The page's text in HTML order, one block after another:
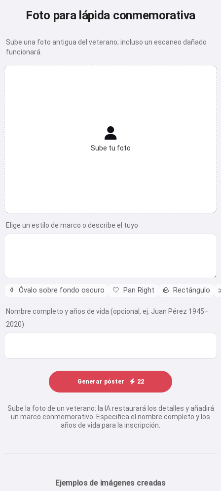
Foto para lápida conmemorativa
Sube una foto antigua del veterano; incluso un escaneo dañado
funcionará.
Sube tu foto
Elige un estilo de marco o describe el tuyo
⚱️ Óvalo sobre fondo oscuro 🤍 Pan Right 🪨 Rectángulo
Nombre completo y años de vida (opcional, ej. Juan Pérez 1945–
2020)
Generar póster 22
Sube la foto de un veterano: la IA restaurará los detalles y añadirá
un marco conmemorativo. Especifica el nombre completo y los
años de vida para la inscripción.
Ejemplos de imágenes creadas